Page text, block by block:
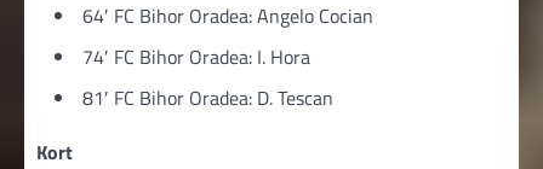
64′ FC Bihor Oradea: Angelo Cocian
74′ FC Bihor Oradea: I. Hora
81′ FC Bihor Oradea: D. Tescan
Kort